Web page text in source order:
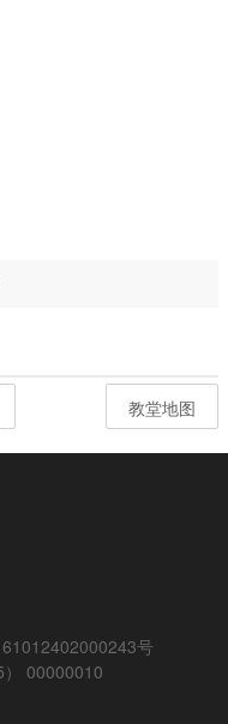
教堂地图
号
00000010